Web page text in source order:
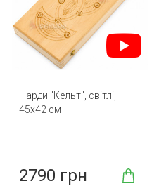
Нарди "Кельт", світлі,
45х42 см
2790 грн